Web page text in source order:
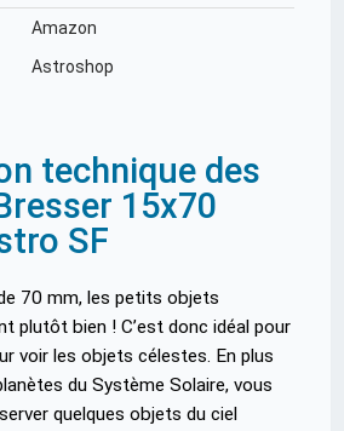
Amazon
Astroshop
technique des
15x70
SF
70 mm, les petits objets
plutôt bien ! C’est donc idéal pour
voir les objets célestes. En plus
du Système Solaire, vous
quelques objets du ciel